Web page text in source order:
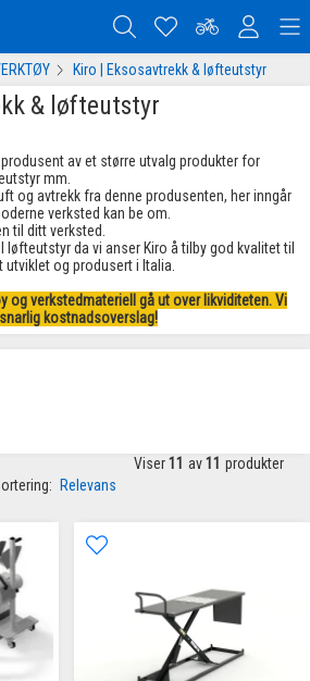
Kiro | Eksosavtrekk & løfteutstyr
& løfteutstyr
av et større utvalg produkter for
mm.
og avtrekk fra denne produsenten, her inngår
verksted kan be om.
til ditt verksted.
løfteutstyr da vi anser Kiro å tilby god kvalitet til
og produsert i Italia.
og verkstedmateriell gå ut over likviditeten. Vi
kostnadsoverslag!
Relevans
Viser 11 av 11 produkter